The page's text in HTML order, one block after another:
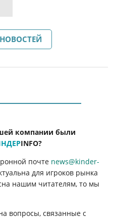
компании были
INFO?
почте news@kinder-
для игроков рынка
нашим читателям, то мы
вопросы, связанные с